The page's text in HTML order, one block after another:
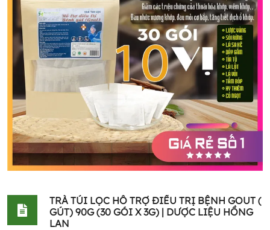
TRÀ TÚI LỌC HỖ TRỢ ĐIỀU TRỊ BỆNH GOUT (
GÚT) 90G (30 GÓI X 3G) | DƯỢC LIỆU HỒNG
LAN